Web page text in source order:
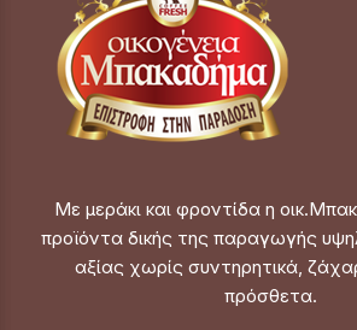
Με μεράκι και φροντίδα η
προϊόντα δικής της παραγωγής
αξίας χωρίς συντηρητικά,
πρόσθετα.